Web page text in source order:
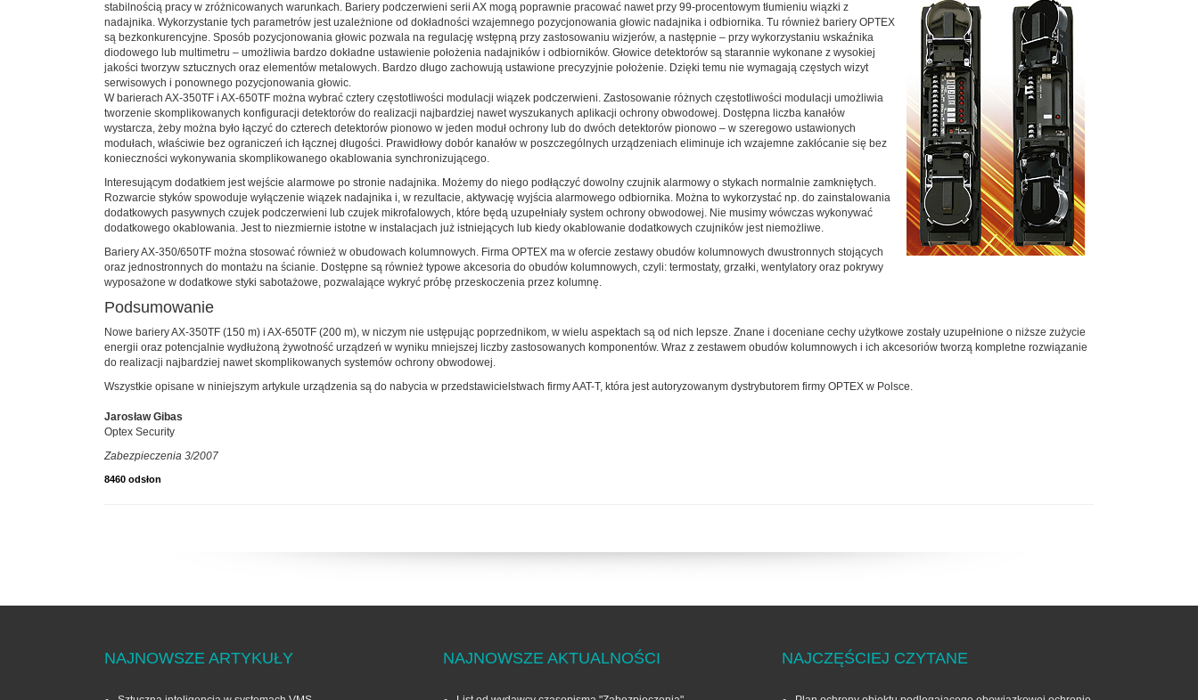
stabilnością pracy w zróżnicowanych warunkach. Bariery podczerwieni serii AX mogą poprawnie pracować nawet przy 99-procentowym tłumieniu wiązki z
nadajnika. Wykorzystanie tych parametrów jest uzależnione od dokładności wzajemnego pozycjonowania głowic nadajnika i odbiornika. Tu również bariery OPTEX
są bezkonkurencyjne. Sposób pozycjonowania głowic pozwala na regulację wstępną przy zastosowaniu wizjerów, a następnie – przy wykorzystaniu wskaźnika
diodowego lub multimetru – umożliwia bardzo dokładne ustawienie położenia nadajników i odbiorników. Głowice detektorów są starannie wykonane z wysokiej
jakości tworzyw sztucznych oraz elementów metalowych. Bardzo długo zachowują ustawione precyzyjnie położenie. Dzięki temu nie wymagają częstych wizyt
serwisowych i ponownego pozycjonowania głowic.
W barierach AX-350TF i AX-650TF można wybrać cztery częstotliwości modulacji wiązek podczerwieni. Zastosowanie różnych częstotliwości modulacji umożliwia
tworzenie skomplikowanych konfiguracji detektorów do realizacji najbardziej nawet wyszukanych aplikacji ochrony obwodowej. Dostępna liczba kanałów
wystarcza, żeby można było łączyć do czterech detektorów pionowo w jeden moduł ochrony lub do dwóch detektorów pionowo – w szeregowo ustawionych
modułach, właściwie bez ograniczeń ich łącznej długości. Prawidłowy dobór kanałów w poszczególnych urządzeniach eliminuje ich wzajemne zakłócanie się bez
konieczności wykonywania skomplikowanego okablowania synchronizującego.
Interesującym dodatkiem jest wejście alarmowe po stronie nadajnika. Możemy do niego podłączyć dowolny czujnik alarmowy o stykach normalnie zamkniętych.
Rozwarcie styków spowoduje wyłączenie wiązek nadajnika i, w rezultacie, aktywację wyjścia alarmowego odbiornika. Można to wykorzystać np. do zainstalowania
dodatkowych pasywnych czujek podczerwieni lub czujek mikrofalowych, które będą uzupełniały system ochrony obwodowej. Nie musimy wówczas wykonywać
dodatkowego okablowania. Jest to niezmiernie istotne w instalacjach już istniejących lub kiedy okablowanie dodatkowych czujników jest niemożliwe.
Bariery AX-350/650TF można stosować również w obudowach kolumnowych. Firma OPTEX ma w ofercie zestawy obudów kolumnowych dwustronnych stojących
oraz jednostronnych do montażu na ścianie. Dostępne są również typowe akcesoria do obudów kolumnowych, czyli: termostaty, grzałki, wentylatory oraz pokrywy
wyposażone w dodatkowe styki sabotażowe, pozwalające wykryć próbę przeskoczenia przez kolumnę.
Podsumowanie
Nowe bariery AX-350TF (150 m) i AX-650TF (200 m), w niczym nie ustępując poprzednikom, w wielu aspektach są od nich lepsze. Znane i doceniane cechy użytkowe zostały uzupełnione o niższe zużycie
energii oraz potencjalnie wydłużoną żywotność urządzeń w wyniku mniejszej liczby zastosowanych komponentów. Wraz z zestawem obudów kolumnowych i ich akcesoriów tworzą kompletne rozwiązanie
do realizacji najbardziej nawet skomplikowanych systemów ochrony obwodowej.
Wszystkie opisane w niniejszym artykule urządzenia są do nabycia w przedstawicielstwach firmy AAT-T, która jest autoryzowanym dystrybutorem firmy OPTEX w Polsce.
Jarosław Gibas
Optex Security
Zabezpieczenia 3/2007
8460 odsłon
NAJNOWSZE ARTYKUŁY NAJNOWSZE AKTUALNOŚCI NAJCZĘŚCIEJ CZYTANE